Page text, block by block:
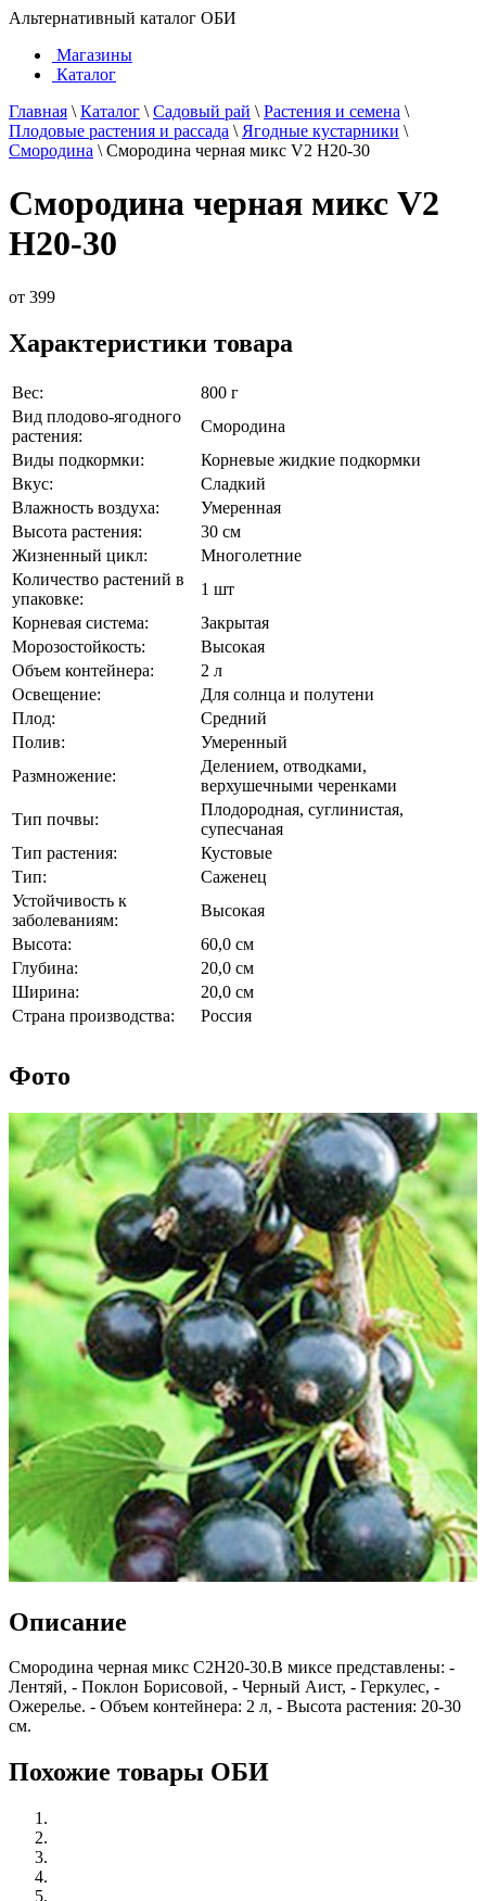
Альтернативный каталог ОБИ
Магазины
Каталог
Главная \ Каталог \ Садовый рай \ Растения и семена \
Плодовые растения и рассада \ Ягодные кустарники \
Смородина \ Смородина черная микс V2 H20-30
Смородина черная микс V2
H20-30
от 399
Характеристики товара
Вес:
800 г
Вид плодово-ягодного
растения:
Смородина
Виды подкормки:
Корневые жидкие подкормки
Вкус:
Сладкий
Влажность воздуха:
Умеренная
Высота растения:
30 см
Жизненный цикл:
Многолетние
Количество растений в
упаковке:
1 шт
Корневая система:
Закрытая
Морозостойкость:
Высокая
Объем контейнера:
2 л
Освещение:
Для солнца и полутени
Плод:
Средний
Полив:
Умеренный
Размножение:
Делением, отводками,
верхушечными черенками
Тип почвы:
Плодородная, суглинистая,
супесчаная
Тип растения:
Кустовые
Тип:
Саженец
Устойчивость к
заболеваниям:
Высокая
Высота:
60,0 см
Глубина:
20,0 см
Ширина:
20,0 см
Страна производства:
Россия
Фото
Описание
Смородина черная микс C2H20-30.В миксе представлены: -
Лентяй, - Поклон Борисовой, - Черный Аист, - Геркулес, -
Ожерелье. - Объем контейнера: 2 л, - Высота растения: 20-30
см.
Похожие товары ОБИ